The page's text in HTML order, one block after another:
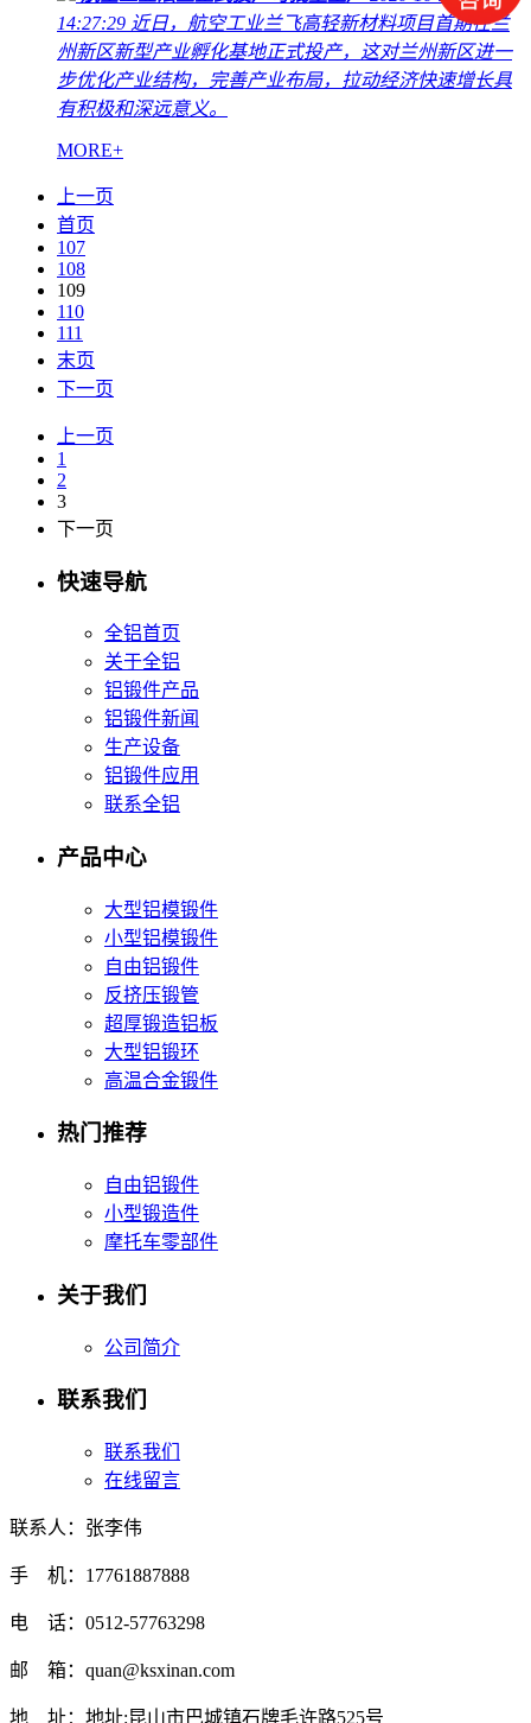
14:27:29 近日，航空工业兰飞高轻新材料项目首期在兰
州新区新型产业孵化基地正式投产，这对兰州新区进一
步优化产业结构，完善产业布局，拉动经济快速增长具
有积极和深远意义。
MORE+
上一页
首页
107
108
109
110
111
末页
下一页
上一页
1
2
3
下一页
快速导航
全铝首页
关于全铝
铝锻件产品
铝锻件新闻
生产设备
铝锻件应用
联系全铝
产品中心
大型铝模锻件
小型铝模锻件
自由铝锻件
反挤压锻管
超厚锻造铝板
大型铝锻环
高温合金锻件
热门推荐
自由铝锻件
小型锻造件
摩托车零部件
关于我们
公司简介
联系我们
联系我们
在线留言
联系人：张李伟
手 机：17761887888
电 话：0512-57763298
邮 箱：quan@ksxinan.com
地 址：地址:昆山市巴城镇石牌毛许路525号